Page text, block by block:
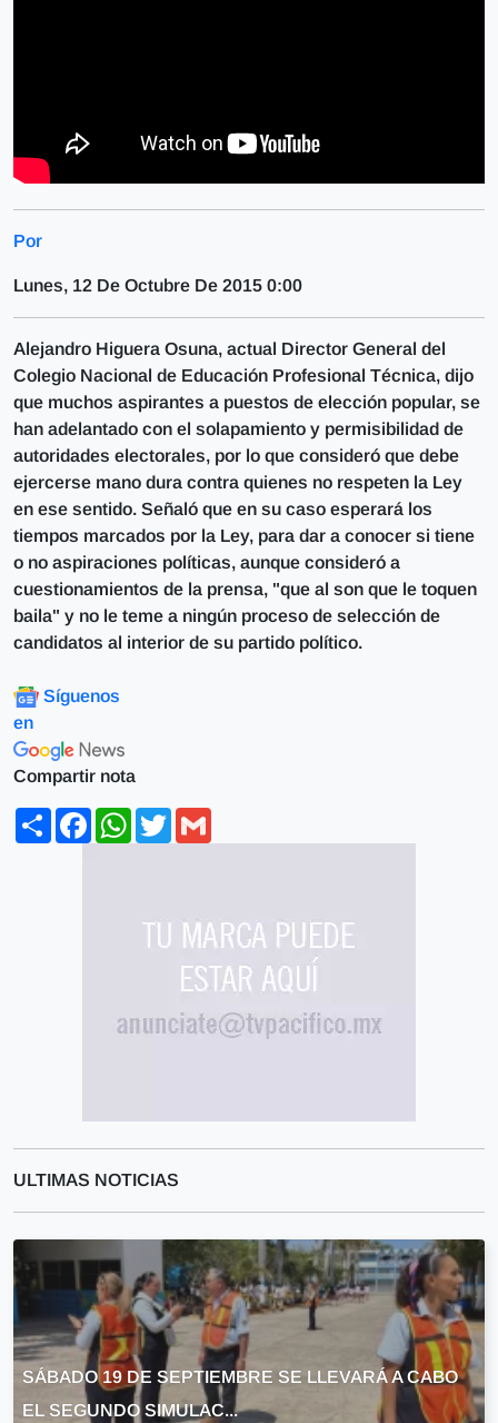
Por
Lunes, 12 De Octubre De 2015 0:00
Alejandro Higuera Osuna, actual Director General del
Colegio Nacional de Educación Profesional Técnica, dijo
que muchos aspirantes a puestos de elección popular, se
han adelantado con el solapamiento y permisibilidad de
autoridades electorales, por lo que consideró que debe
ejercerse mano dura contra quienes no respeten la Ley
en ese sentido. Señaló que en su caso esperará los
tiempos marcados por la Ley, para dar a conocer si tiene
o no aspiraciones políticas, aunque consideró a
cuestionamientos de la prensa, "que al son que le toquen
baila" y no le teme a ningún proceso de selección de
candidatos al interior de su partido político.
Síguenos
en
Compartir nota
ShareFacebookWhatsApp
Twitter
ULTIMAS NOTICIAS
SÁBADO 19 DE SEPTIEMBRE SE LLEVARÁ A CABO
EL SEGUNDO SIMULAC...